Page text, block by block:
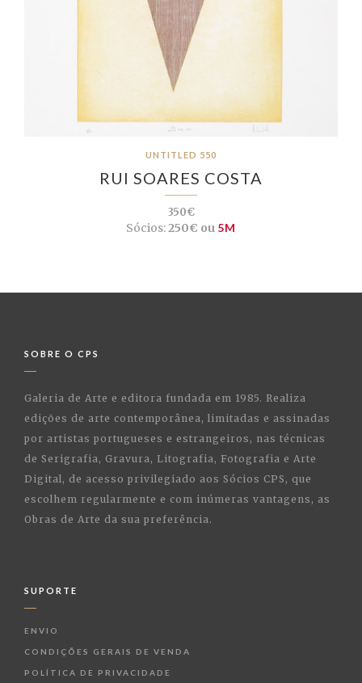
UNTITLED 550
RUI SOARES COSTA
350€
Sócios:250€ ou 5M
SOBRE O CPS
Galeria de Arte e editora fundada em 1985. Realiza
edições de arte contemporânea, limitadas e assinadas
por artistas portugueses e estrangeiros, nas técnicas
de Serigrafia, Gravura, Litografia, Fotografia e Arte
Digital, de acesso privilegiado aos Sócios CPS, que
escolhem regularmente e com inúmeras vantagens, as
Obras de Arte da sua preferência.
SUPORTE
ENVIO
CONDIÇÕES GERAIS DE VENDA
POLÍTICA DE PRIVACIDADE